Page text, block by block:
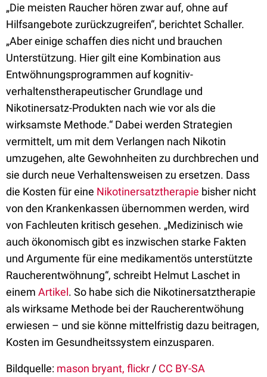
„Die meisten Raucher hören zwar auf, ohne auf
Hilfsangebote zurückzugreifen“, berichtet Schaller.
„Aber einige schaffen dies nicht und brauchen
Unterstützung. Hier gilt eine Kombination aus
Entwöhnungsprogrammen auf kognitiv-
verhaltenstherapeutischer Grundlage und
Nikotinersatz-Produkten nach wie vor als die
wirksamste Methode.“ Dabei werden Strategien
vermittelt, um mit dem Verlangen nach Nikotin
umzugehen, alte Gewohnheiten zu durchbrechen und
sie durch neue Verhaltensweisen zu ersetzen. Dass
die Kosten für eine Nikotinersatztherapie bisher nicht
von den Krankenkassen übernommen werden, wird
von Fachleuten kritisch gesehen. „Medizinisch wie
auch ökonomisch gibt es inzwischen starke Fakten
und Argumente für eine medikamentös unterstützte
Raucherentwöhnung“, schreibt Helmut Laschet in
einem Artikel. So habe sich die Nikotinersatztherapie
als wirksame Methode bei der Raucherentwöhung
erwiesen – und sie könne mittelfristig dazu beitragen,
Kosten im Gesundheitssystem einzusparen.
Bildquelle: mason bryant, flickr / CC BY-SA